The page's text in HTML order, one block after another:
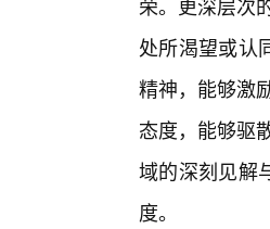
处所渴望或认
精神，能够激
态度，能够驱
域的深刻见解
度。